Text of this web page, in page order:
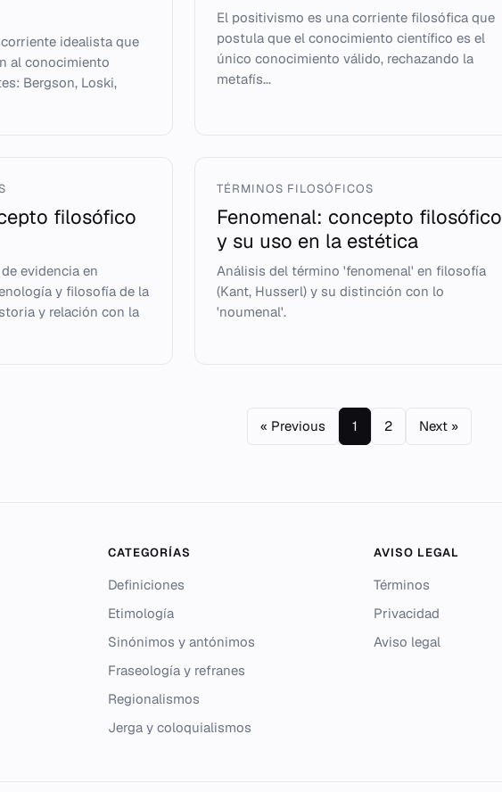
idealista que
al conocimiento
Bergson, Loski,
El positivismo es una corriente filosófica que
postula que el conocimiento científico es el
único conocimiento válido, rechazando la
metafís...
filosófico
evidencia en
y filosofía de la
y relación con la
TÉRMINOS FILOSÓFICOS
Fenomenal: concepto filosófico
y su uso en la estética
Análisis del término 'fenomenal' en filosofía
(Kant, Husserl) y su distinción con lo
'noumenal'.
« Previous 1 2 Next »
CATEGORÍAS
Definiciones
Etimología
Sinónimos y antónimos
Fraseología y refranes
Regionalismos
Jerga y coloquialismos
AVISO LEGAL
Términos
Privacidad
Aviso legal